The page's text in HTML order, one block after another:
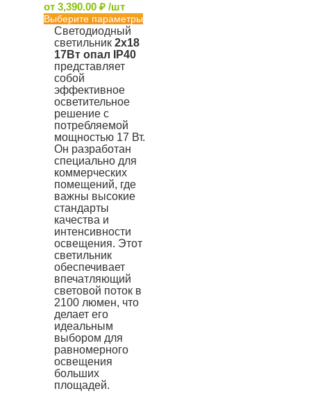
от 3,390.00 ₽ /шт
Выберите параметры
Светодиодный
светильник 2х18
17Вт опал IP40
представляет
собой
эффективное
осветительное
решение с
потребляемой
мощностью 17 Вт.
Он разработан
специально для
коммерческих
помещений, где
важны высокие
стандарты
качества и
интенсивности
освещения. Этот
светильник
обеспечивает
впечатляющий
световой поток в
2100 люмен, что
делает его
идеальным
выбором для
равномерного
освещения
больших
площадей.